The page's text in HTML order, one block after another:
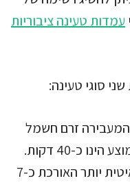
עמדות טעינה ציבוריות
סוגי טעינה:
המעבירה זרם חשמל
כ-40 דקות.
– טעינה איטית יותר האורכת כ-7